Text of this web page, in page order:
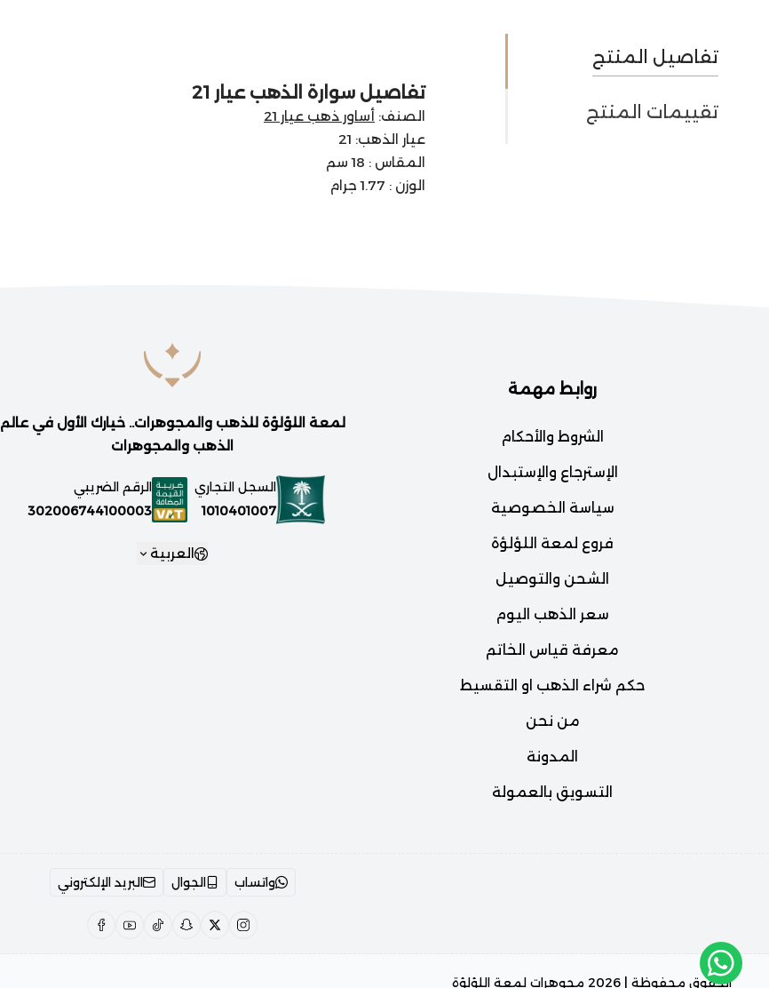
تفاصيل المنتج
تقييمات المنتج
تفاصيل سوارة الذهب عيار 21
الصنف: أساور ذهب عيار 21
عيار الذهب: 21
المقاس : 18 سم
الوزن : 1.77 جرام
روابط مهمة
الشروط والأحكام
الإسترجاع والإستبدال
سياسة الخصوصية
فروع لمعة اللؤلؤة
الشحن والتوصيل
سعر الذهب اليوم
معرفة قياس الخاتم
حكم شراء الذهب او التقسيط
من نحن
المدونة
التسويق بالعمولة
لمعة اللؤلؤة للذهب والمجوهرات.. خيارك الأول في عالم
الذهب والمجوهرات
السجل التجاري
1010401007
الرقم الضريبي
302006744100003
العربية
واتساب الجوال البريد الإلكتروني
الحقوق محفوظة | 2026 مجوهرات لمعة اللؤلؤة